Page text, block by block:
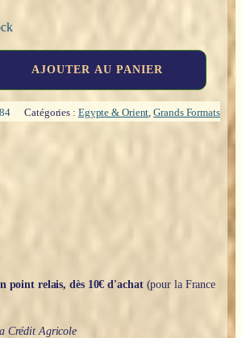
AJOUTER AU PANIER
Catégories : Egypte & Orient,Grands Formats
point relais, dès 10€ d'achat(pour la France
Crédit Agricole